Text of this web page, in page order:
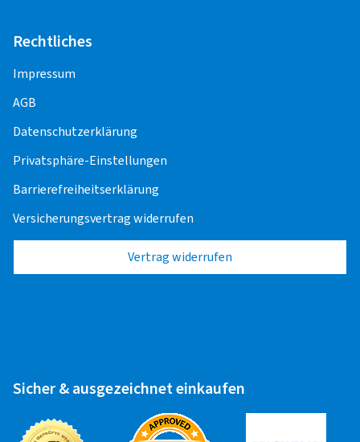
Rechtliches
Impressum
AGB
Datenschutzerklärung
Privatsphäre-Einstellungen
Barrierefreiheitserklärung
Versicherungsvertrag widerrufen
Vertrag widerrufen
Sicher & ausgezeichnet einkaufen